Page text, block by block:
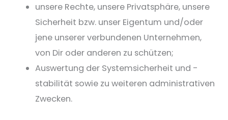
unsere Rechte, unsere Privatsphäre, unsere
Sicherheit bzw. unser Eigentum und/oder
jene unserer verbundenen Unternehmen,
von Dir oder anderen zu schützen;
Auswertung der Systemsicherheit und -
stabilität sowie zu weiteren administrativen
Zwecken.